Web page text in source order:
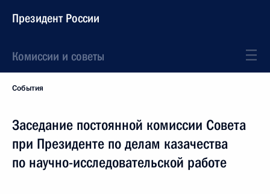
Президент России
Комиссии и советы
События
Заседание постоянной комиссии Совета
при Президенте по делам казачества
по научно-исследовательской работе